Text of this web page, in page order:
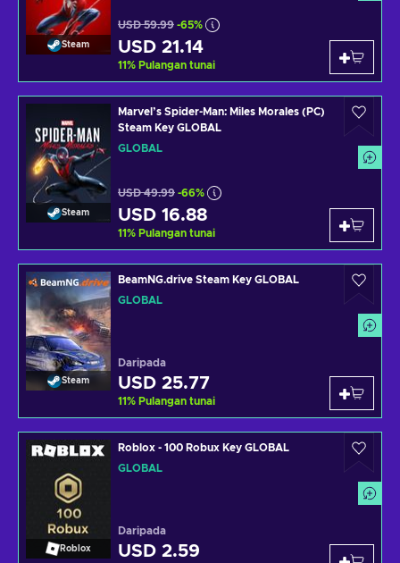
Steam
USD 59.99 -65%
USD 21.14
11% Pulangan tunai
Steam
Marvel’s Spider-Man: Miles Morales (PC)
Steam Key GLOBAL
GLOBAL
USD 49.99 -66%
USD 16.88
11% Pulangan tunai
Steam
BeamNG.drive Steam Key GLOBAL
GLOBAL
Daripada
USD 25.77
11% Pulangan tunai
Roblox
Roblox - 100 Robux Key GLOBAL
GLOBAL
Daripada
USD 2.59